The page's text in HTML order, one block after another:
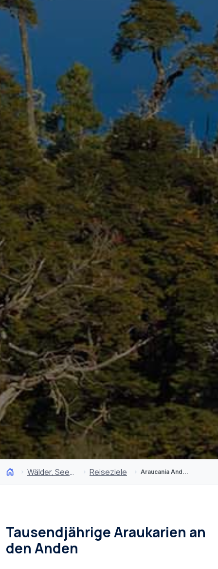
Wälder, Seen und Vulkane Reiseziele Araucanía Andina
Tausendjährige Araukarien an
den Anden